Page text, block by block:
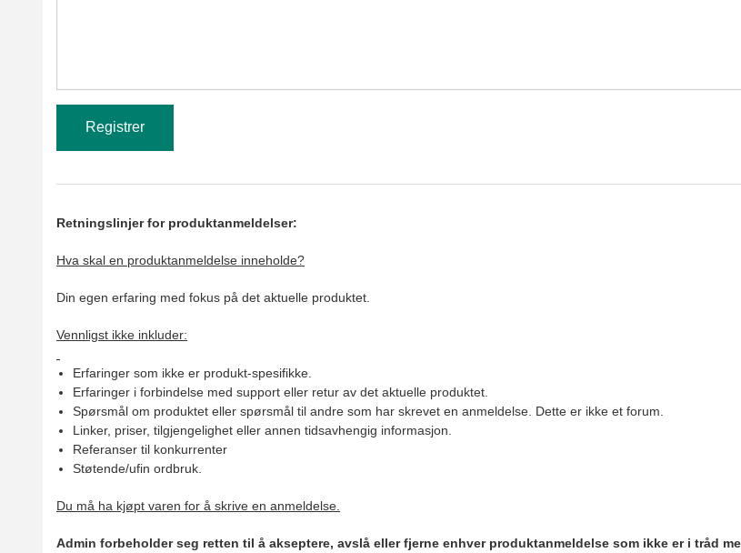
Retningslinjer for produktanmeldelser:
Hva skal en produktanmeldelse inneholde?
Din egen erfaring med fokus på det aktuelle produktet.
Vennligst ikke inkluder:
Erfaringer som ikke er produkt-spesifikke.
Erfaringer i forbindelse med support eller retur av det aktuelle produktet.
Spørsmål om produktet eller spørsmål til andre som har skrevet en anmeldelse. Dette er ikke et forum.
Linker, priser, tilgjengelighet eller annen tidsavhengig informasjon.
Referanser til konkurrenter
Støtende/ufin ordbruk.
Du må ha kjøpt varen for å skrive en anmeldelse.
Admin forbeholder seg retten til å akseptere, avslå eller fjerne enhver produktanmeldelse som ikke er i tråd